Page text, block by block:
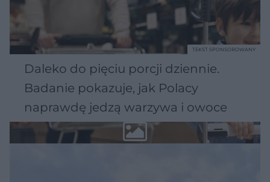
Daleko do pięciu porcji dziennie.
Badanie pokazuje, jak Polacy
naprawdę jedzą warzywa i owoce
TEKST SPONSOROWANY